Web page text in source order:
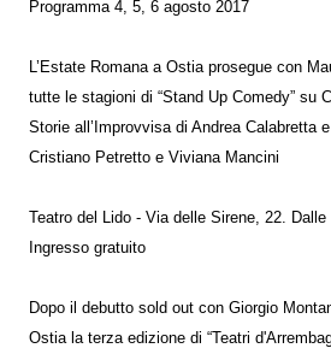
Programma 4, 5, 6 agosto 2017
L’Estate Romana a Ostia prosegue con
tutte le stagioni di “Stand Up Comedy” su
Storie all’Improvvisa di Andrea Calabretta
Cristiano Petretto e Viviana Mancini
Teatro del Lido - Via delle Sirene, 22.
Ingresso gratuito
Dopo il debutto sold out con Giorgio
Ostia la terza edizione di “Teatri